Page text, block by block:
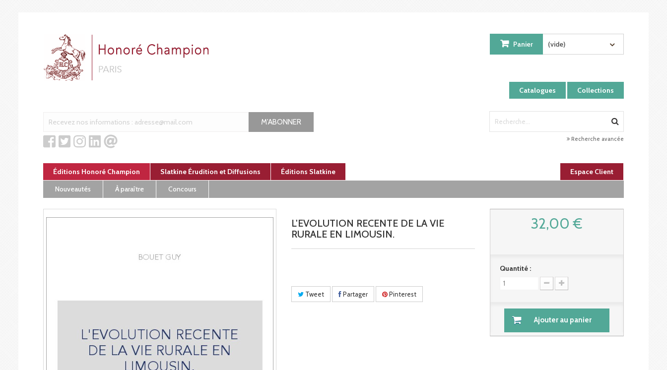
Catalogues Collections
Panier (vide)
M'ABONNER
Recherche avancée
Éditions Honoré Champion Slatkine Érudition et Diffusions Éditions Slatkine
Espace Client
Nouveautés
À paraître Concours
L'EVOLUTION RECENTE DE LA VIE
RURALE EN LIMOUSIN.
Tweet Partager Pinterest
32,00 €
Quantité :
Ajouter au panier